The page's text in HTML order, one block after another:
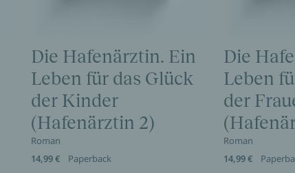
Die Hafenärztin. Ein
Leben für das Glück
der Kinder
(Hafenärztin 2)
Roman
14,99 €
Paperback
Die
Leben
der
Roman
14,99 €